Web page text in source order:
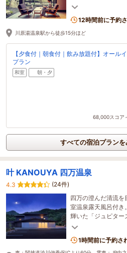
を忘れ、プライベー
12時間前に予約
川原湯温泉駅から徒歩15分ほど
【夕食付｜朝食付｜飲み放題付】オール
プラン
和室 朝・夕
68,000スコア
すべての宿泊プランを
叶 KANOUYA 四万温泉
4.3
(24件)
四万の澄んだ清流
室温泉露天風呂付き
輝いた「ジュピター
上州牛ステーキを味
1時間前に予約さ